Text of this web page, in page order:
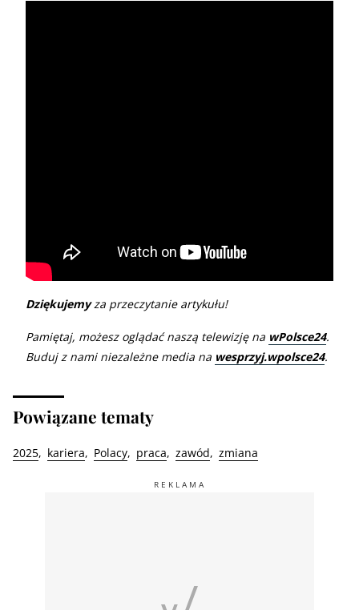
Dziękujemyza przeczytanie artykułu!
Pamiętaj, możesz oglądać naszą telewizję na wPolsce24.
Buduj z nami niezależne media na wesprzyj.wpolsce24.
Powiązane tematy
2025 kariera Polacy praca zawód zmiana